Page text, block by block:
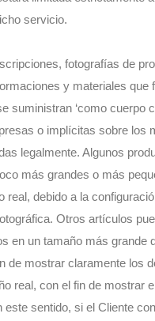
servicio.
fotografías de
y materiales que
suministran ‘como cuerpo
o implícitas sobre los
legalmente. Algunos
más grandes o más
real, debido a la
Otros artículos
en un tamaño más grande
de mostrar claramente los
real, con el fin de mostrar
este sentido, si el Cliente